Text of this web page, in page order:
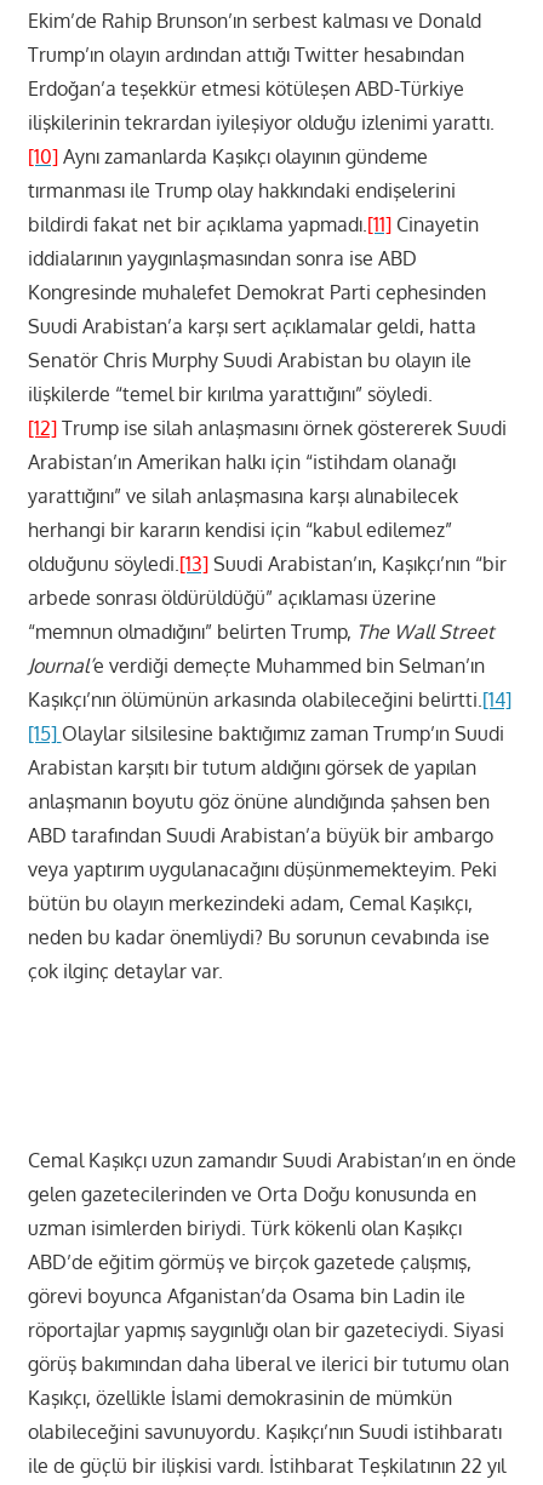
Ekim’de Rahip Brunson’ın serbest kalması ve Donald
Trump’ın olayın ardından attığı Twitter hesabından
Erdoğan’a teşekkür etmesi kötüleşen ABD-Türkiye
ilişkilerinin tekrardan iyileşiyor olduğu izlenimi yarattı.
[10]Aynı zamanlarda Kaşıkçı olayının gündeme
tırmanması ile Trump olay hakkındaki endişelerini
bildirdi fakat net bir açıklama yapmadı. [11]Cinayetin
iddialarının yaygınlaşmasından sonra ise ABD
Kongresinde muhalefet Demokrat Parti cephesinden
Suudi Arabistan’a karşı sert açıklamalar geldi, hatta
Senatör Chris Murphy Suudi Arabistan bu olayın ile
ilişkilerde “temel bir kırılma yarattığını” söyledi.
[12]Trump ise silah anlaşmasını örnek göstererek Suudi
Arabistan’ın Amerikan halkı için “istihdam olanağı
yarattığını” ve silah anlaşmasına karşı alınabilecek
herhangi bir kararın kendisi için “kabul edilemez”
olduğunu söyledi. [13]Suudi Arabistan’ın, Kaşıkçı’nın “bir
arbede sonrası öldürüldüğü” açıklaması üzerine
“memnun olmadığını” belirten Trump, The Wall Street
Journal’e verdiği demeçte Muhammed bin Selman’ın
Kaşıkçı’nın ölümünün arkasında olabileceğini belirtti. [14]
[15] Olaylar silsilesine baktığımız zaman Trump’ın Suudi
Arabistan karşıtı bir tutum aldığını görsek de yapılan
anlaşmanın boyutu göz önüne alındığında şahsen ben
ABD tarafından Suudi Arabistan’a büyük bir ambargo
veya yaptırım uygulanacağını düşünmemekteyim. Peki
bütün bu olayın merkezindeki adam, Cemal Kaşıkçı,
neden bu kadar önemliydi? Bu sorunun cevabında ise
çok ilginç detaylar var.
Cemal Kaşıkçı uzun zamandır Suudi Arabistan’ın en önde
gelen gazetecilerinden ve Orta Doğu konusunda en
uzman isimlerden biriydi. Türk kökenli olan Kaşıkçı
ABD’de eğitim görmüş ve birçok gazetede çalışmış,
görevi boyunca Afganistan’da Osama bin Ladin ile
röportajlar yapmış saygınlığı olan bir gazeteciydi. Siyasi
görüş bakımından daha liberal ve ilerici bir tutumu olan
Kaşıkçı, özellikle İslami demokrasinin de mümkün
olabileceğini savunuyordu. Kaşıkçı’nın Suudi istihbaratı
ile de güçlü bir ilişkisi vardı. İstihbarat Teşkilatının 22 yıl